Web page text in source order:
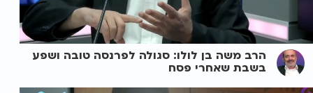
הרב משה בן לולו: סגולה לפרנסה טובה ושפע
בשבת שאחרי פסח